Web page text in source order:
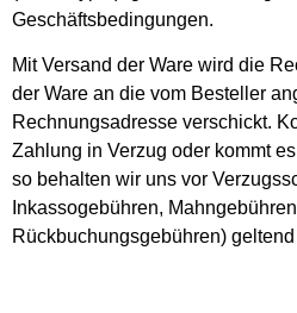
Geschäftsbedingungen.
Mit Versand der Ware wird die
der Ware an die vom Besteller
Rechnungsadresse verschickt.
Zahlung in Verzug oder kommt
so behalten wir uns vor
Inkassogebühren,
Rückbuchungsgebühren)